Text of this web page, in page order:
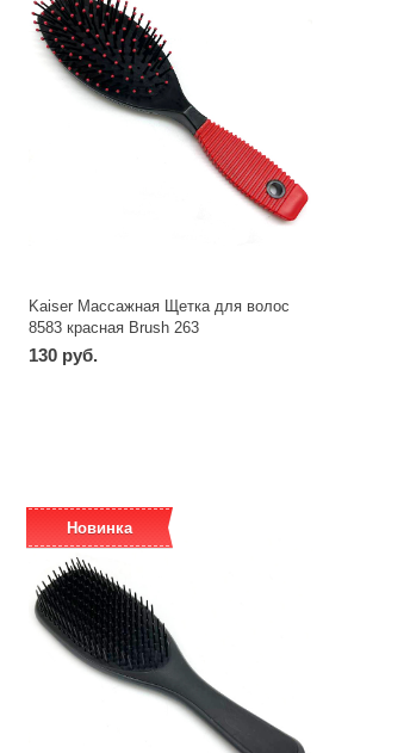
Kaiser Массажная Щетка для волос
8583 красная Brush 263
130 руб.
Новинка